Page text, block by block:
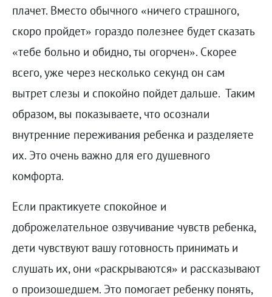
плачет. Вместо обычного «ничего страшного,
скоро пройдет» гораздо полезнее будет сказать
«тебе больно и обидно, ты огорчен». Скорее
всего, уже через несколько секунд он сам
вытрет слезы и спокойно пойдет дальше. Таким
образом, вы показываете, что осознали
внутренние переживания ребенка и разделяете
их. Это очень важно для его душевного
комфорта.
Если практикуете спокойное и
доброжелательное озвучивание чувств ребенка,
дети чувствуют вашу готовность принимать и
слушать их, они «раскрываются» и рассказывают
о произошедшем. Это помогает ребенку понять,